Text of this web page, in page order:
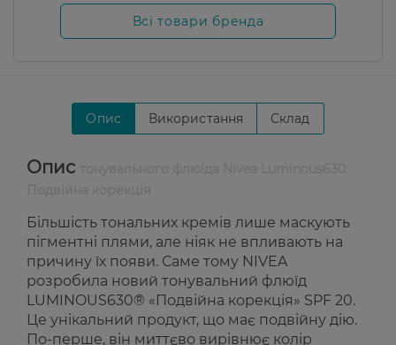
Всі товари бренда
Опис Використання Склад
Опис
Більшість тональних кремів лише маскують
пігментні плями, але ніяк не впливають на
причину їх появи. Саме тому NIVEA
розробила новий тонувальний флюїд
LUMINOUS630® «Подвійна корекція» SPF 20.
Це унікальний продукт, що має подвійну дію.
По-перше, він миттєво вирівнює колір